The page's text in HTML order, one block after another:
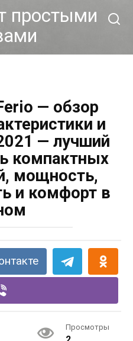
простыми
— обзор
и
— лучший
компактных
мощность,
и комфорт в
Просмотры